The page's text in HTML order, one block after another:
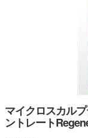
マイクロスカル
ントレート